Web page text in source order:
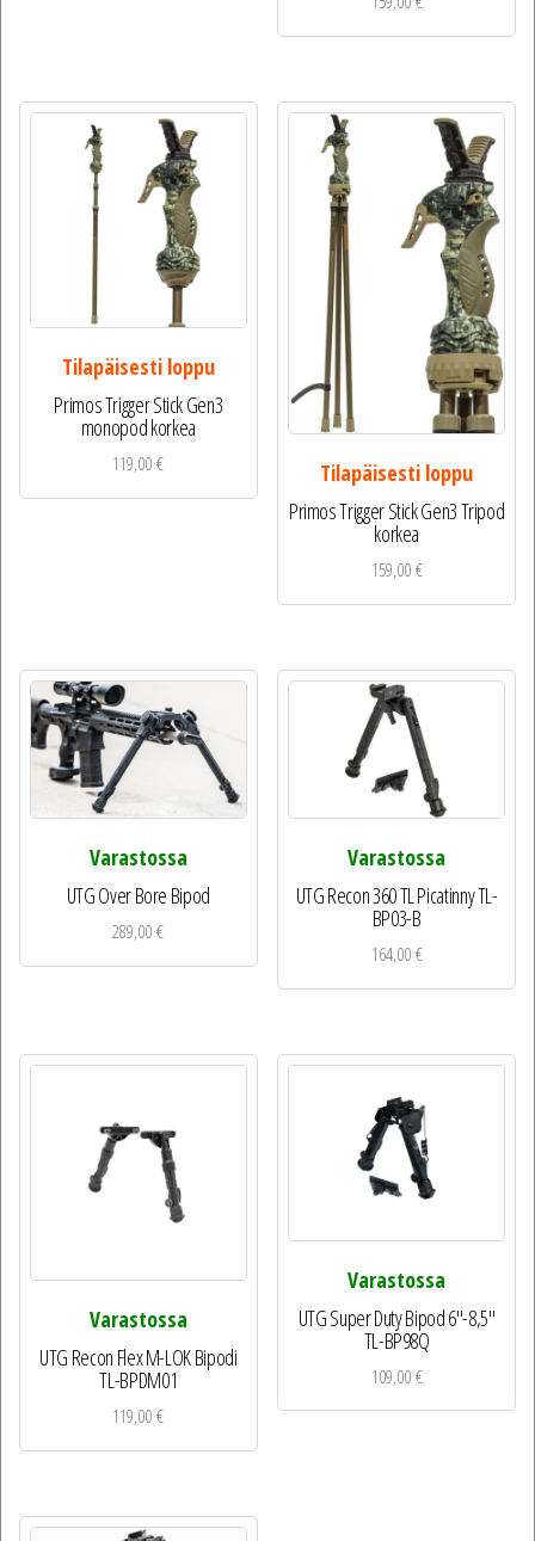
Tilapäisesti loppu
Primos Trigger Stick Gen3
monopod korkea
119,00€
Tilapäisesti loppu
Primos Trigger Stick Gen3 Tripod
korkea
159,00€
Varastossa
UTG Over Bore Bipod
289,00€
Varastossa
UTG Recon 360 TL Picatinny TL-
BP03-B
164,00€
Varastossa
UTG Recon Flex M-LOK Bipodi
TL-BPDM01
119,00€
Varastossa
UTG Super Duty Bipod 6″-8,5″
TL-BP98Q
109,00€